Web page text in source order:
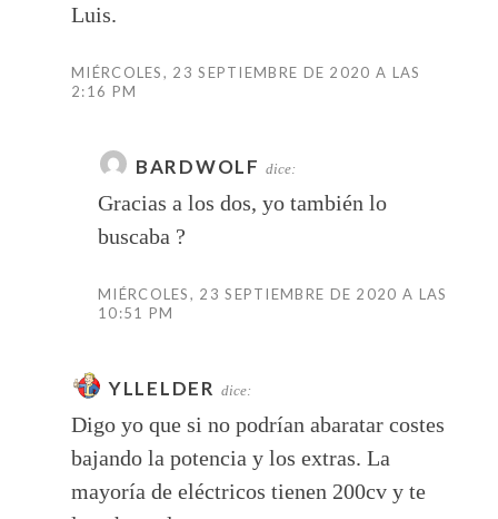
Luis.
MIÉRCOLES, 23 SEPTIEMBRE DE 2020 A LAS
2:16 PM
BARDWOLF dice:
Gracias a los dos, yo también lo
buscaba ?
MIÉRCOLES, 23 SEPTIEMBRE DE 2020 A LAS
10:51 PM
YLLELDER dice:
Digo yo que si no podrían abaratar costes
bajando la potencia y los extras. La
mayoría de eléctricos tienen 200cv y te